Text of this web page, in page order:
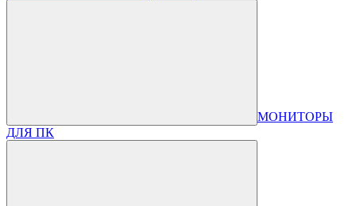
МОНИТОРЫ
ДЛЯ ПК